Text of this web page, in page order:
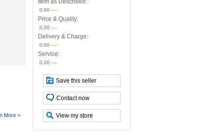
More >
Item as Described:
0.00 ----
Price & Quality:
0.00 ----
Delivery & Charge:
0.00 ----
Service:
0.00 ----
Save this seller
Contact now
View my store